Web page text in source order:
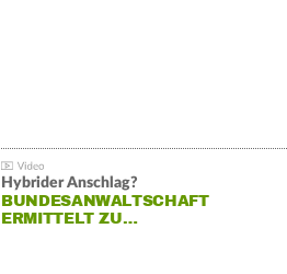
Hybrider Anschlag?
BUNDESANWALTSCHAFT
ERMITTELT ZU…